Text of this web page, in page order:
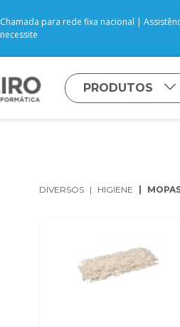
Chamada para rede fixa nacional |
necessite
PRODUTOS
DIVERSOS HIGIENE